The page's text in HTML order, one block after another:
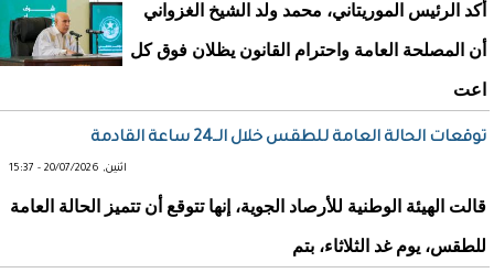
أكد الرئيس الموريتاني، محمد ولد الشيخ الغزواني
أن المصلحة العامة واحترام القانون يظلان فوق كل
اعت
توقعات الحالة العامة للطقس خلال الــ24 ساعة القادمة
اثنين, 20/07/2026 - 15:37
قالت الهيئة الوطنية للأرصاد الجوية، إنها تتوقع أن تتميز الحالة العامة
للطقس، يوم غد الثلاثاء، بتم